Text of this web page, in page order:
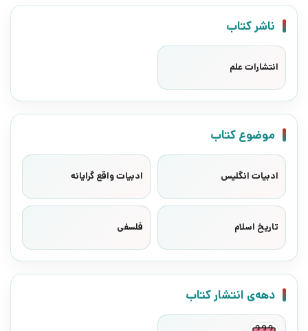
ناشر کتاب
انتشارات علم
موضوع کتاب
ادبیات انگلیس ادبیات واقع گرایانه
تاریخ اسلام فلسفی
دهه‌ی انتشار کتاب